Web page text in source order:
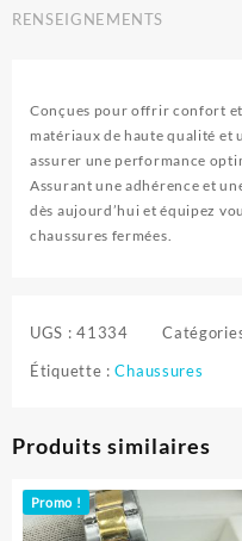
RENSEIGNEMENTS
Conçues pour offrir confort
matériaux de haute qualité et
assurer une performance
Assurant une adhérence et
dès aujourd’hui et équipez
chaussures fermées.
UGS :41334
Étiquette :Chaussures
Produits similaires
Promo !